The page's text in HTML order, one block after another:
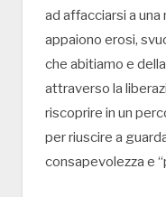
ad affacciarsi a una
appaiono erosi,
che abitiamo e
attraverso la
riscoprire in un
per riuscire a
consapevolezza e